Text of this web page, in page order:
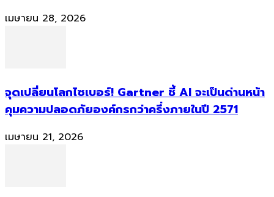
เมษายน 28, 2026
จุดเปลี่ยนโลกไซเบอร์! Gartner ชี้ AI จะเป็นด่านหน้า
คุมความปลอดภัยองค์กรกว่าครึ่งภายในปี 2571
เมษายน 21, 2026